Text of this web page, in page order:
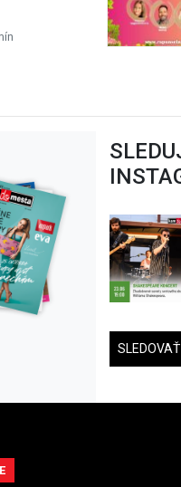
SLEDOVAŤ